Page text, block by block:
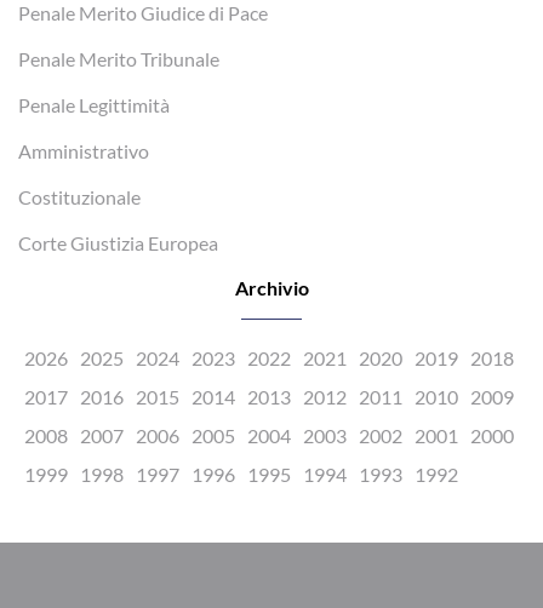
Penale Merito Giudice di Pace
Penale Merito Tribunale
Penale Legittimità
Amministrativo
Costituzionale
Corte Giustizia Europea
Archivio
2026 2025 2024 2023 2022 2021 2020 2019 2018
2017 2016 2015 2014 2013 2012 2011 2010 2009
2008 2007 2006 2005 2004 2003 2002 2001
2000
1999
1998 1997 1996 1995 1994 1993 1992